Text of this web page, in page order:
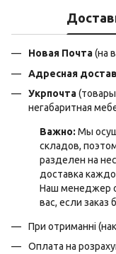
Новая Почта(на
Адресная
Укрпочта
негабаритная
Важно: Мы
складов,
разделен на
доставка
Наш менеджер
вас, если заказ
При отриманні
Оплата на